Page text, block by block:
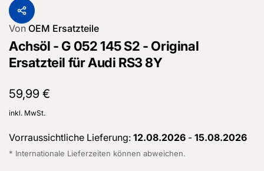
Von OEM Ersatzteile
Achsöl - G 052 145 S2 - Original
Ersatzteil für Audi RS3 8Y
Normaler
Preis
59,99 €
inkl. MwSt.
Vorraussichtliche Lieferung: 12.08.2026 - 15.08.2026
* Internationale Lieferzeiten können abweichen.